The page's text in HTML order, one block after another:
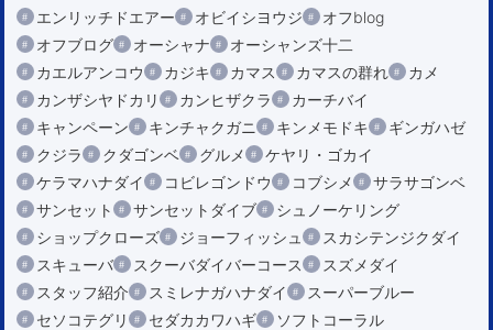
エンリッチドエアー
オビイシヨウジ
オフblog
オフブログ
オーシャナ
オーシャンズ十二
カエルアンコウ
カジキ カマス カマスの群れ
カメ
カンザシヤドカリ
カンヒザクラ
カーチバイ
キャンペーン
キンチャクガニ キンメモドキ
ギンガハゼ
クジラ
クダゴンベ グルメ
ケヤリ・ゴカイ
ケラマハナダイ
コビレゴンドウ コブシメ
サラサゴンベ
サンセット
サンセットダイブ
シュノーケリング
ショップクローズ
ジョーフィッシュ
スカシテンジクダイ
スキューバ
スクーバダイバーコース
スズメダイ
スタッフ紹介
スミレナガハナダイ
スーパーブルー
セソコテグリ
セダカカワハギ
ソフトコーラル